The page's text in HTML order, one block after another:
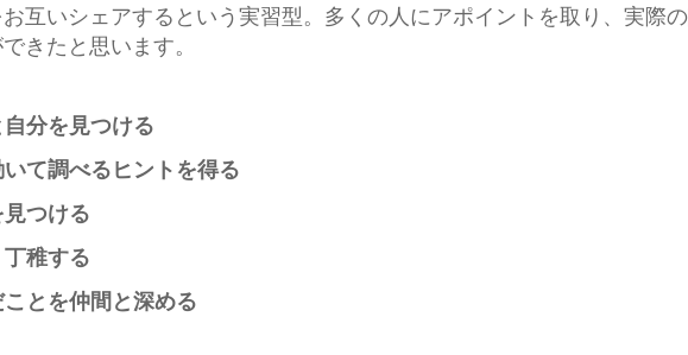
互いシェアするという実習型。多くの人にアポイントを取り、実際
きたと思います。
分を見つける
て調べるヒントを得る
つける
稚する
とを仲間と深める